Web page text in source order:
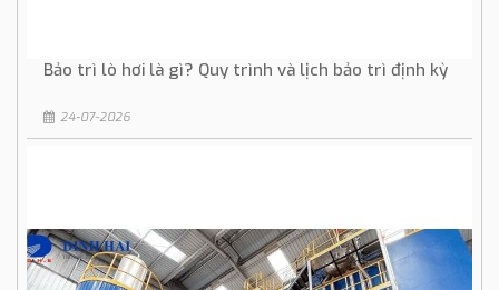
Bảo trì lò hơi là gì? Quy trình và lịch bảo trì định kỳ
24-07-2026